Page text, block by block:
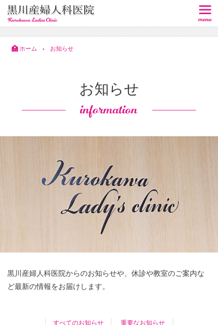
ホーム > お知らせ
お知らせ
information
黒川産婦人科医院からのお知らせや、休診や教室のご案内な
ど最新の情報をお届けします。
すべてのお知らせ 重要なお知らせ